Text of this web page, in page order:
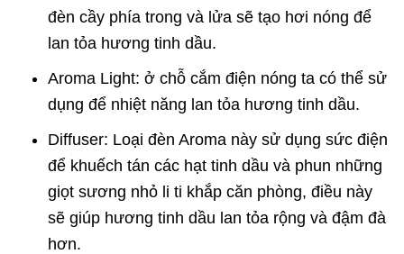
đèn cầy phía trong và lửa sẽ tạo hơi nóng để
lan tỏa hương tinh dầu.
Aroma Light: ở chỗ cắm điện nóng ta có thể sử
dụng để nhiệt năng lan tỏa hương tinh dầu.
Diffuser: Loại đèn Aroma này sử dụng sức điện
để khuếch tán các hạt tinh dầu và phun những
giọt sương nhỏ li ti khắp căn phòng, điều này
sẽ giúp hương tinh dầu lan tỏa rộng và đậm đà
hơn.